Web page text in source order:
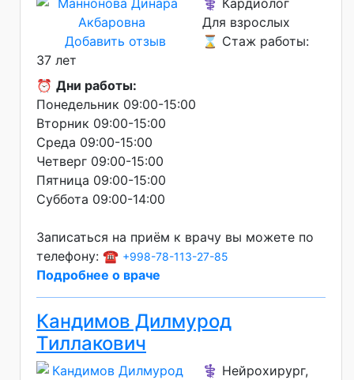
Добавить отзыв
Для взрослых
⌛ Стаж работы:
37 лет
⏰ Дни работы:
Понедельник 09:00-15:00
Вторник 09:00-15:00
Среда 09:00-15:00
Четверг 09:00-15:00
Пятница 09:00-15:00
Суббота 09:00-14:00
Записаться на приём к врачу вы можете по
телефону: ☎️ +998-78-113-27-85
Подробнее о враче
Кандимов Дилмурод
Тиллакович
⚕️ Нейрохирург,